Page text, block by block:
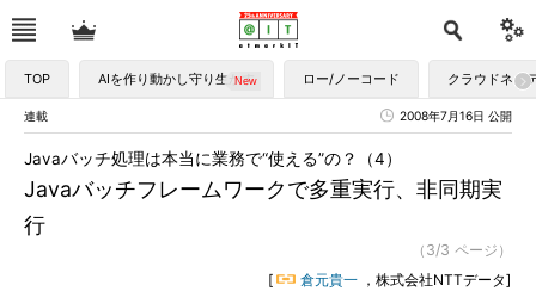
TOP AIを作り動かし守り生かす ロー/ノーコード クラウドネイ
連載 2008年7月16日 公開
Javaバッチフレームワークで多重実行、非同期実
行
Javaバッチ処理は本当に業務で“使える”の？（4）
（3/3 ページ）
[
倉元貴一 ，株式会社NTTデータ]